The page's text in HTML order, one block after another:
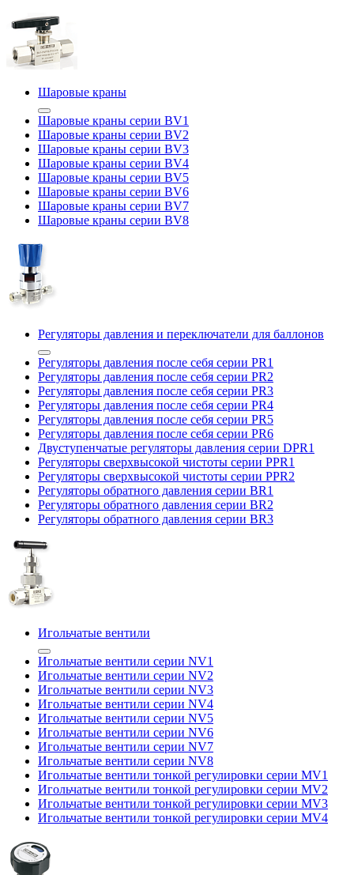
Шаровые краны
Шаровые краны серии BV1
Шаровые краны серии BV2
Шаровые краны серии BV3
Шаровые краны серии BV4
Шаровые краны серии BV5
Шаровые краны серии BV6
Шаровые краны серии BV7
Шаровые краны серии BV8
Регуляторы давления и переключатели для баллонов
Регуляторы давления после себя серии PR1
Регуляторы давления после себя серии PR2
Регуляторы давления после себя серии PR3
Регуляторы давления после себя серии PR4
Регуляторы давления после себя серии PR5
Регуляторы давления после себя серии PR6
Двуступенчатые регуляторы давления серии DPR1
Регуляторы сверхвысокой чистоты серии PPR1
Регуляторы сверхвысокой чистоты серии PPR2
Регуляторы обратного давления серии BR1
Регуляторы обратного давления серии BR2
Регуляторы обратного давления серии BR3
Игольчатые вентили
Игольчатые вентили серии NV1
Игольчатые вентили серии NV2
Игольчатые вентили серии NV3
Игольчатые вентили серии NV4
Игольчатые вентили серии NV5
Игольчатые вентили серии NV6
Игольчатые вентили серии NV7
Игольчатые вентили серии NV8
Игольчатые вентили тонкой регулировки серии MV1
Игольчатые вентили тонкой регулировки серии MV2
Игольчатые вентили тонкой регулировки серии MV3
Игольчатые вентили тонкой регулировки серии MV4